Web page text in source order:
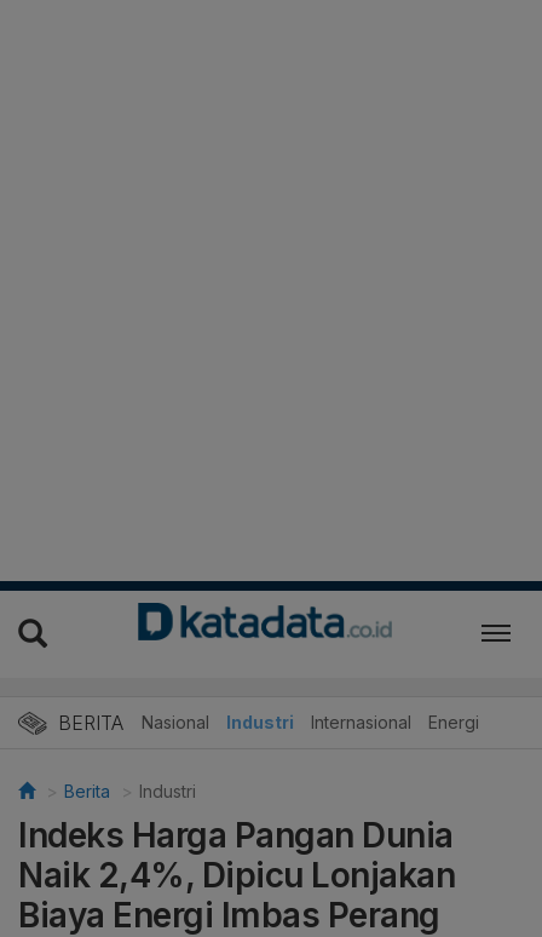
BERITA Nasional Industri Internasional Energi
Berita Industri
Indeks Harga Pangan Dunia
Naik 2,4%, Dipicu Lonjakan
Biaya Energi Imbas Perang